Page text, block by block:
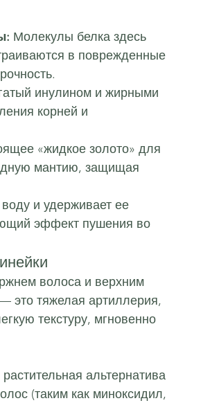
Молекулы белка здесь
в поврежденные
инулином и жирными
корней и
«жидкое золото» для
мантию, защищая
и удерживает ее
эффект пушения во
волоса и верхним
это тяжелая артиллерия,
текстуру, мгновенно
альтернатива
(таким как миноксидил,